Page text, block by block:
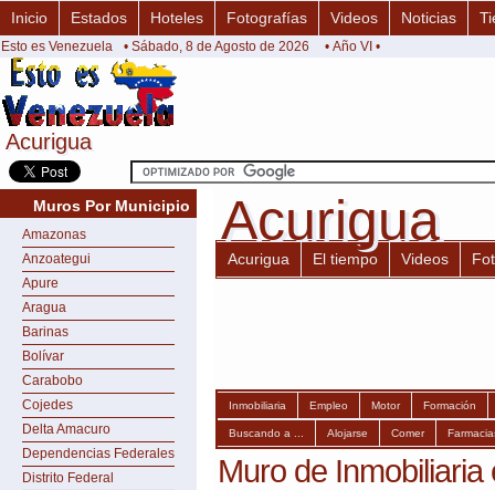
Acurigua
Acurigua
Inicio Estados Hoteles Fotografías Videos Noticias
Esto es Venezuela • Sábado, 8 de Agosto de 2026 • Año VI •
Muros Por Municipio
Amazonas
Anzoategui
Apure
Aragua
Barinas
Bolívar
Carabobo
Cojedes
Delta Amacuro
Dependencias Federales
Distrito Federal
Acurigua
Acurigua
Acurigua El tiempo Videos
Inmobiliaria Empleo Motor Formación
Buscando a ... Alojarse Comer
Muro de Inmobiliaria